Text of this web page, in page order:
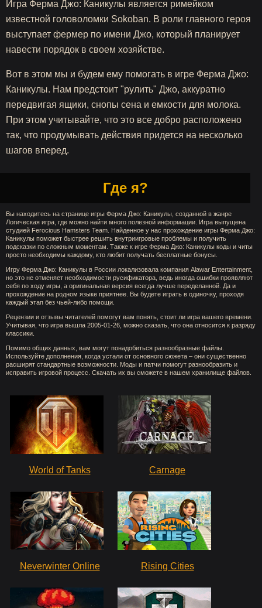
Игра Ферма Джо: Каникулы является римейком
известной головоломки Sokoban. В роли главного героя
выступает фермер по имени Джо, который планирует
навести порядок в своем хозяйстве.
Вот в этом мы и будем ему помогать в игре Ферма Джо:
Каникулы. Нам предстоит "рулить" Джо, аккуратно
передвигая ящики, снопы сена и емкости для молока.
При этом учитывайте, что это все добро расположено
так, что продумывать действия придется на несколько
шагов вперед.
Где я?
Вы находитесь на странице игры Ферма Джо: Каникулы, созданной в жанре
Логическая игра, где можно найти много полезной информации. Игра выпущена
студией Ferocious Hamsters Team. Найденное у нас прохождение игры Ферма Джо:
Каникулы поможет быстрее решить внутриигровые проблемы и получить
подсказки по сложным моментам. Также к игре Ферма Джо: Каникулы коды и читы
просто необходимы каждому, кто любит получать бесплатные бонусы.
Игру Ферма Джо: Каникулы в России локализовала компания Alawar Entertainment,
но это не отменяет необходимости русификатора, ведь иногда ошибки проявляют
себя по ходу игры, а оригинальная версия всегда лучше переделанной. Да и
прохождение на родном языке приятнее. Вы будете играть в одиночку, проходя
каждый этап без чьей-либо помощи.
Рецензии и отзывы читателей помогут вам понять, стоит ли игра вашего времени.
Учитывая, что игра вышла 2005-01-26, можно сказать, что она относится к разряду
классики.
Помимо общих данных, вам могут понадобиться разнообразные файлы.
Используйте дополнения, когда устали от основного сюжета – они существенно
расширят стандартные возможности. Моды и патчи помогут разнообразить и
исправить игровой процесс. Скачать их вы сможете в нашем хранилище файлов.
World of Tanks Carnage
Neverwinter Online Rising Cities